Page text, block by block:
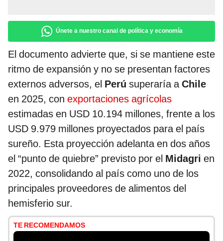
Únete a nuestro canal de política y economía
El documento advierte que, si se mantiene este
ritmo de expansión y no se presentan factores
externos adversos, el Perú superaría aChile
en 2025, con exportaciones agrícolas
estimadas en USD 10.194 millones, frente a los
USD 9.979 millones proyectados para el país
sureño. Esta proyección adelanta en dos años
el “punto de quiebre” previsto por el Midagri en
2022, consolidando al país como uno de los
principales proveedores de alimentos del
hemisferio sur.
TE RECOMENDAMOS